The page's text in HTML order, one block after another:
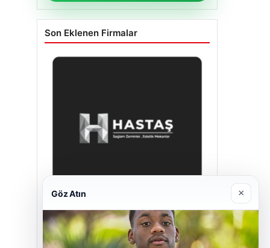
Son Eklenen Firmalar
Hastaş Beton
26/05/2026
Göz Atın ×